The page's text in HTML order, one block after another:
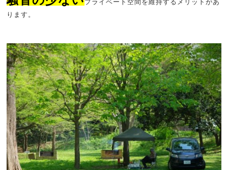
プライベート空間を維持するメリットがあ
ります。